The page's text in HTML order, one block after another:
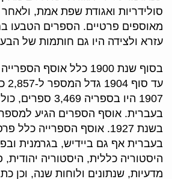
סולידריות ואגודת שפת אמת,
מאוספים פרטיים. הספרים הטבעו
עזרא ולצידה היו גם חותמות של
בשנת 1927. אוסף הספרייה
בעברית אף גם ביידיש, בגרמנית
היסטוריה כללית, היסטוריה יהודית,
מדעיות, שנתונים ולוחות שנה, וכן